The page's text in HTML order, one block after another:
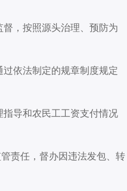
，按照源头治理、预防为
依法制定的规章制度规定
导和农民工工资支付情况
责任，督办因违法发包、转